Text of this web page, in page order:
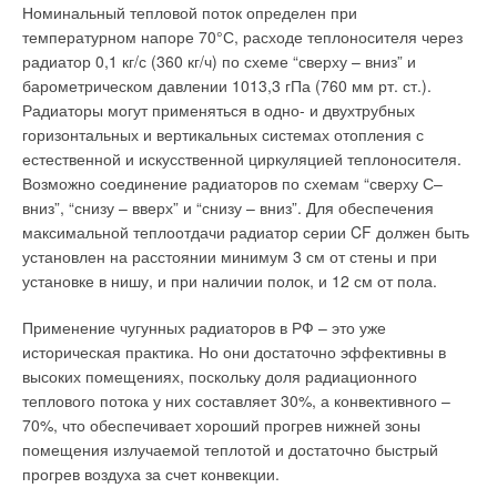
Номинальный тепловой поток определен при
температурном напоре 70°С, расходе теплоносителя через
радиатор 0,1 кг/с (360 кг/ч) по схеме “сверху – вниз” и
барометрическом давлении 1013,3 гПа (760 мм рт. ст.).
Радиаторы могут применяться в одно- и двухтрубных
горизонтальных и вертикальных системах отопления с
естественной и искусственной циркуляцией теплоносителя.
Возможно соединение радиаторов по схемам “сверху С–
вниз”, “снизу – вверх” и “снизу – вниз”. Для обеспечения
максимальной теплоотдачи радиатор серии CF должен быть
установлен на расстоянии минимум 3 см от стены и при
установке в нишу, и при наличии полок, и 12 см от пола.
Применение чугунных радиаторов в РФ – это уже
историческая практика. Но они достаточно эффективны в
высоких помещениях, поскольку доля радиационного
теплового потока у них составляет 30%, а конвективного –
70%, что обеспечивает хороший прогрев нижней зоны
помещения излучаемой теплотой и достаточно быстрый
прогрев воздуха за счет конвекции.
характеристик насосов и электродвигателей играет
определение типа силового кабеля. Попытки сэкономить на
этом могут дорого обойтись в смысле повышения общих
издержек владения. Например: при мощности
электродвигателя насоса 75 кВт и длине силового кабеля 75
м экономия при падении напряжения от 5% до 1% через 10
лет эксплуатации составит 170458 кВтч.
ЭЛЕКТРОДВИГАТЕЛЬ
В насосных станциях с погружными насосами наиболее
слабым звеном является электродвигатель. Для
становится наиболее оптимальный способ защиты
электродвигателя. Для этого применяется контроль
температуры электродвигателя, поскольку именно один из
таких разрушительных факторов как недостаточное
охлаждение или напряжение питания и т.п. вызывает
перегрев электродвигателя. Фирма Grundfos нашла
уникальное техническое решение, позволяющее